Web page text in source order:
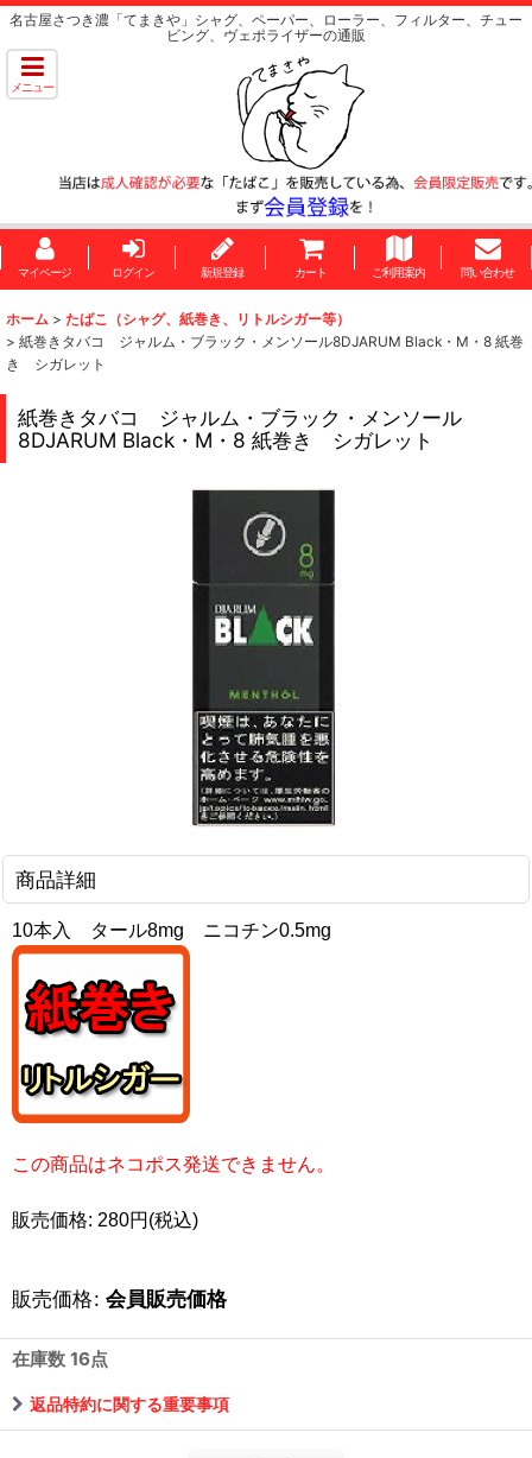
名古屋さつき濃「てまきや」シャグ、ペーパー、ローラー、フィルター、チュー
ビング、ヴェポライザーの通販
メニュー
マイページ ログイン 新規登録 カート ご利用案内 問い合わせ
ホーム > たばこ（シャグ、紙巻き、リトルシガー等）
> 紙巻きタバコ ジャルム・ブラック・メンソール8DJARUM Black・M・8 紙巻
き シガレット
紙巻きタバコ ジャルム・ブラック・メンソール
8DJARUM Black・M・8 紙巻き シガレット
商品詳細
10本入 タール8mg ニコチン0.5mg
この商品はネコポス発送できません。
販売価格: 280円(税込)
販売価格: 会員販売価格
在庫数 16点
返品特約に関する重要事項